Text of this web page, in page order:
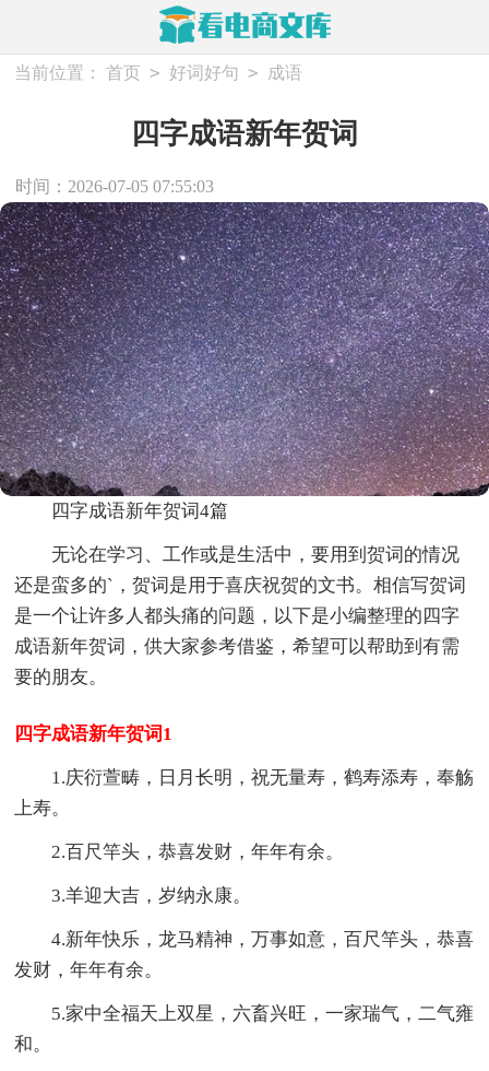
当前位置： 首页 > 好词好句 > 成语
四字成语新年贺词
时间：2026-07-05 07:55:03
四字成语新年贺词4篇
无论在学习、工作或是生活中，要用到贺词的情况
还是蛮多的`，贺词是用于喜庆祝贺的文书。相信写贺词
是一个让许多人都头痛的问题，以下是小编整理的四字
成语新年贺词，供大家参考借鉴，希望可以帮助到有需
要的朋友。
四字成语新年贺词1
1.庆衍萱畴，日月长明，祝无量寿，鹤寿添寿，奉觞
上寿。
2.百尺竿头，恭喜发财，年年有余。
3.羊迎大吉，岁纳永康。
4.新年快乐，龙马精神，万事如意，百尺竿头，恭喜
发财，年年有余。
5.家中全福天上双星，六畜兴旺，一家瑞气，二气雍
和。